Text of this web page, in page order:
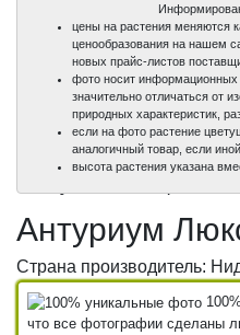
100%
100%
100%
цены на растения меняются
ценообразования на нашем
новых прайс-листов
фото носит информационных
значительно отличаться от
природных характеристик,
если на фото растение
аналогичный товар, если
высота растения указана
Антуриум
Страна производитель:
что все фотографии сделаны